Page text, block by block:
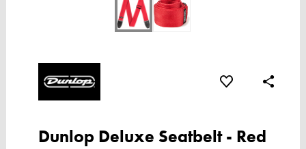
Dunlop Deluxe Seatbelt - Red